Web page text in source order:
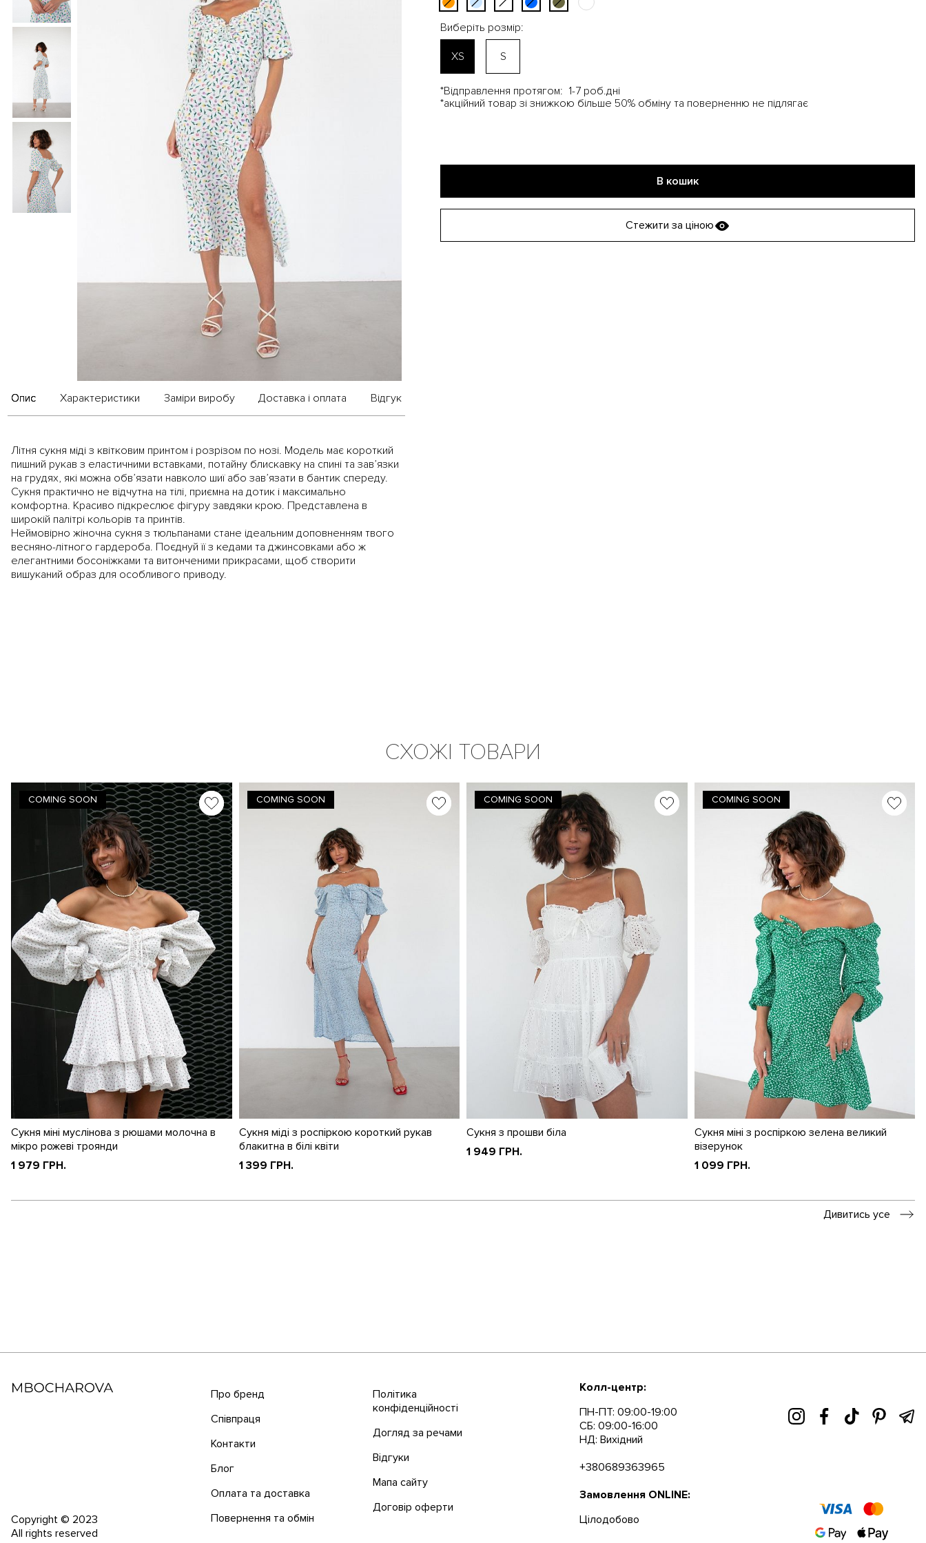
Опис Характеристики Заміри виробу Доставка і оплата Відгук
Літня сукня міді з квітковим принтом і розрізом по нозі. Модель має короткий
пишний рукав з еластичними вставками, потайну блискавку на спині та зав’язки
на грудях, які можна обв’язати навколо шиї або зав’язати в бантик спереду.
Сукня практично не відчутна на тілі, приємна на дотик і максимально
комфортна. Красиво підкреслює фігуру завдяки крою. Представлена в
широкій палітрі кольорів та принтів.
Неймовірно жіночна сукня з тюльпанами стане ідеальним доповненням твого
весняно-літного гардероба. Поєднуй її з кедами та джинсовками або ж
елегантними босоніжками та витонченими прикрасами, щоб створити
вишуканий образ для особливого приводу.
Виберіть розмір:
XS S
*Відправлення протягом: 1-7 роб.дні
*акційний товар зі знижкою більше 50% обміну та поверненню не підлягає
В кошик
Стежити за ціною
СХОЖІ ТОВАРИ
COMING SOON
Сукня міні муслінова з рюшами молочна в
мікро рожеві троянди
1 979 ГРН.
COMING SOON
Сукня міді з роспіркою короткий рукав
блакитна в білі квіти
1 399 ГРН.
COMING SOON
Сукня з прошви біла
1 949 ГРН.
COMING SOON
Сукня міні з роспіркою зелена великий
візерунок
1 099 ГРН.
Дивитись усе
Copyright © 2023
All rights reserved
Про бренд
Співпраця
Контакти
Блог
Оплата та доставка
Повернення та обмін
Політика
конфіденційності
Догляд за речами
Відгуки
Мапа сайту
Договір оферти
Колл-центр:
ПН-ПТ: 09:00-19:00
СБ: 09:00-16:00
НД: Вихідний
+380689363965
Замовлення ONLINE:
Цілодобово